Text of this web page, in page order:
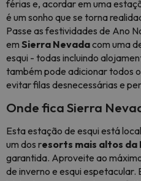
férias e, acordar em uma
é um sonho que se torna
Passe as festividades de Ano
em Sierra Nevadacom uma
esqui - todas incluindo
também pode adicionar todos
evitar filas desnecessárias e
Onde fica Sierra
Esta estação de esqui está
um dos resorts mais altos da
garantida. Aproveite ao
de inverno e esqui